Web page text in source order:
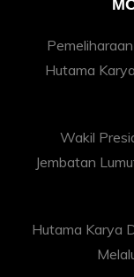
Hutama
Wakil
Jembatan
Hutama Karya